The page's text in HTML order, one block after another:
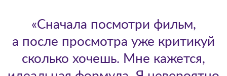
«Сначала посмотри фильм,
а после просмотра уже критикуй
сколько хочешь. Мне кажется,